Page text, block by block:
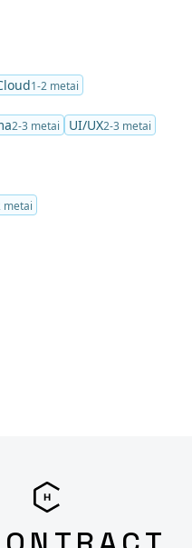
1-2 metai
2-3 metai UI/UX2-3 metai
metai